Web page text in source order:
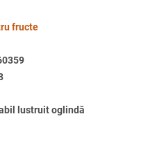
fructe
lustruit oglindă